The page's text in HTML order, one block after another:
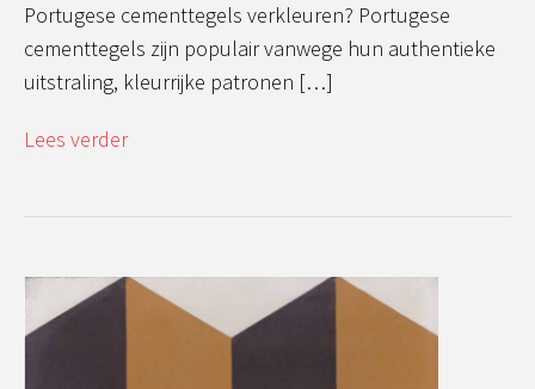
Portugese cementtegels verkleuren? Portugese
cementtegels zijn populair vanwege hun authentieke
uitstraling, kleurrijke patronen […]
Lees verder